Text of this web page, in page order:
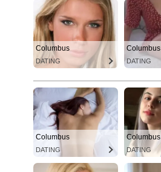
Columbus
DATING
Columbus
DATING
Columbus
DATING
Columbus
DATING